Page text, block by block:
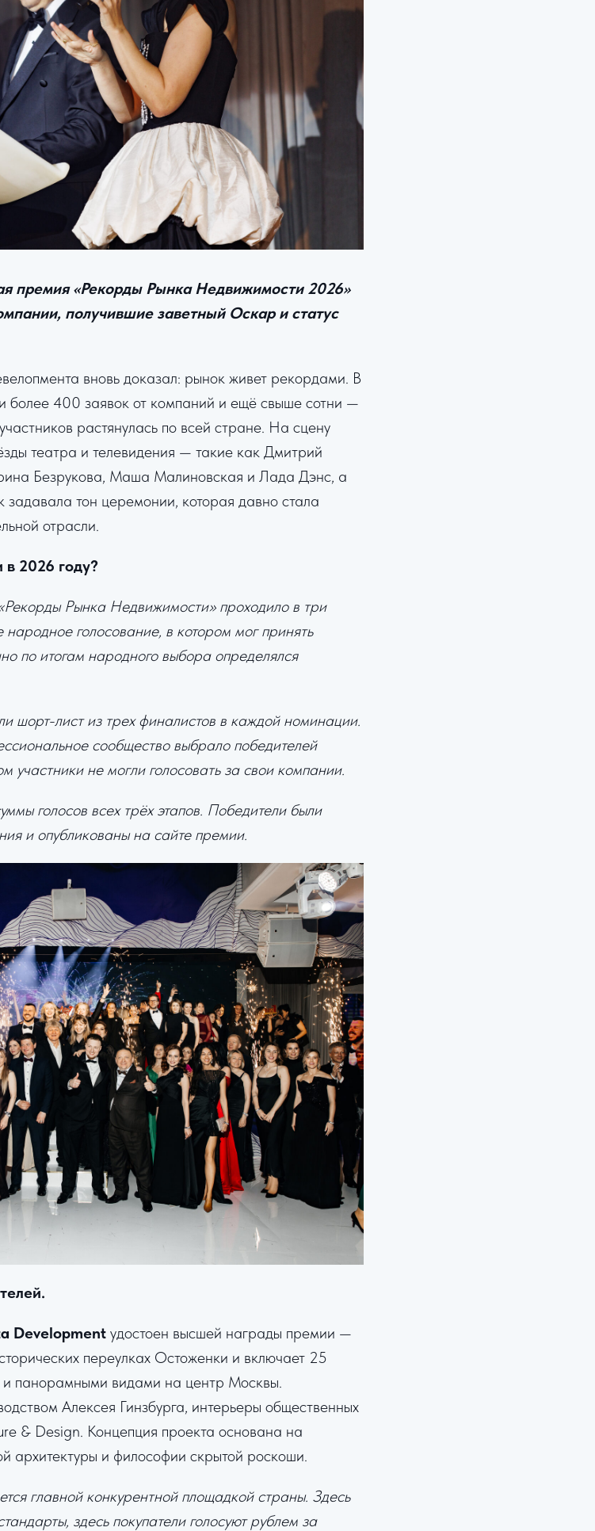
премия «Рекорды Рынка Недвижимости 2026»
получившие заветный Оскар и статус
вновь доказал: рынок живет рекордами. В
более 400 заявок от компаний и ещё свыше сотни —
растянулась по всей стране. На сцену
театра и телевидения — такие как Дмитрий
Безрукова, Маша Малиновская и Лада Дэнс, а
тон церемонии, которая давно стала
отрасли.
2026 году?
Рынка Недвижимости» проходило в три
голосование, в котором мог принять
по итогам народного выбора определялся
шорт-лист из трех финалистов в каждой номинации.
сообщество выбрало победителей
участники не могли голосовать за свои компании.
голосов всех трёх этапов. Победители были
и опубликованы на сайте премии.
Development удостоен высшей награды премии —
переулках Остоженки и включает 25
и панорамными видами на центр Москвы.
Алексея Гинзбурга, интерьеры общественных
& Design. Концепция проекта основана на
архитектуры и философии скрытой роскоши.
главной конкурентной площадкой страны. Здесь
здесь покупатели голосуют рублем за